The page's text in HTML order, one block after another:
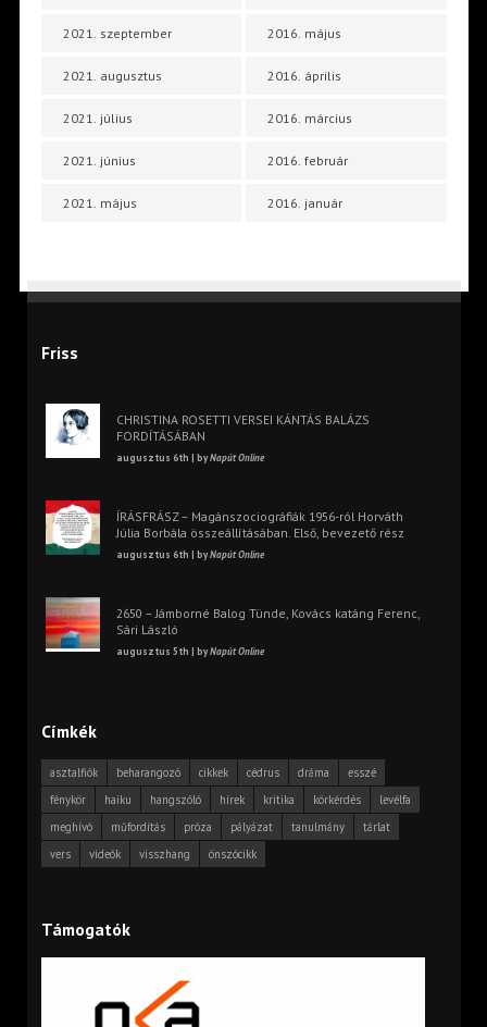
2021. szeptember
2021. augusztus
2021. július
2021. június
2021. május
2016. május
2016. április
2016. március
2016. február
2016. január
Friss
CHRISTINA ROSETTI VERSEI KÁNTÁS BALÁZS
FORDÍTÁSÁBAN
augusztus 6th | byNapút Online
ÍRÁSFRÁSZ – Magánszociográfiák 1956-ról Horváth
Júlia Borbála összeállításában. Első, bevezető rész
augusztus 6th | byNapút Online
2650 – Jámborné Balog Tünde, Kovács katáng Ferenc,
Sári László
augusztus 5th | byNapút Online
Címkék
asztalfiók beharangozó cikkek cédrus dráma
esszé
fénykör
haiku hangszóló hírek kritika körkérdés
levélfa
meghívó
műfordítás próza pályázat tanulmány
tárlat
vers
videók visszhang önszócikk
Támogatók